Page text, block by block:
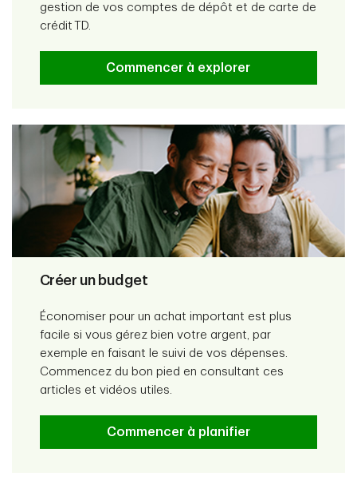
gestion de vos comptes de dépôt et de carte de
crédit TD.
Commencer à explorer
Créer un budget
Économiser pour un achat important est plus
facile si vous gérez bien votre argent, par
exemple en faisant le suivi de vos dépenses.
Commencez du bon pied en consultant ces
articles et vidéos utiles.
Commencer à planifier